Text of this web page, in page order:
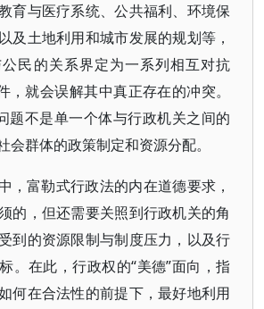
育与医疗系统、公共福利、环境保
及土地利用和城市发展的规划等，
民的关系界定为一系列相互对抗
，就会误解其中真正存在的冲突。
题不是单一个体与行政机关之间的
会群体的政策制定和资源分配。
，富勒式行政法的内在道德要求，
的，但还需要关照到行政机关的角
到的资源限制与制度压力，以及行
。在此，行政权的“美德”面向，指
何在合法性的前提下，最好地利用